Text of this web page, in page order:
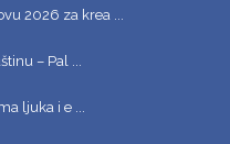
2026 za krea ...
– Pal ...
ljuka i e ...